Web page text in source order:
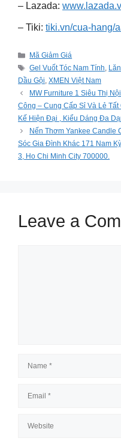
– Lazada:
– Tiki: tiki.vn/cua-hang/
Categories
Mã Giảm Giá
Tags
Gel Vuốt Tóc Nam Tính,
Dầu Gội, XMEN Việt Nam
MW Furniture 1 Siêu Thị
Công – Cung Cấp Sỉ Và Lẻ
Kế Hiện Đại , Kiểu Dáng Đa
Nến Thơm Yankee Candle
Sóc Gia Đình Khác 171 Nam
3, Ho Chi Minh City 700000.
Leave a